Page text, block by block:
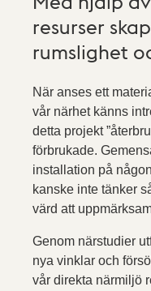
resurser
rumslighet
När anses ett
vår närhet känns
detta projekt
förbrukade.
installation på
kanske inte tänker
värd att
Genom närstudier
nya vinklar och
vår direkta närmiljö